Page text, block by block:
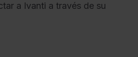
a Ivanti a través de su